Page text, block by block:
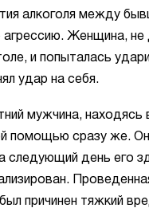
алкоголя между
агрессию. Женщина,
и попыталась
удар на себя.
мужчина, находясь
помощью сразу же.
следующий день его
причинен тяжкий